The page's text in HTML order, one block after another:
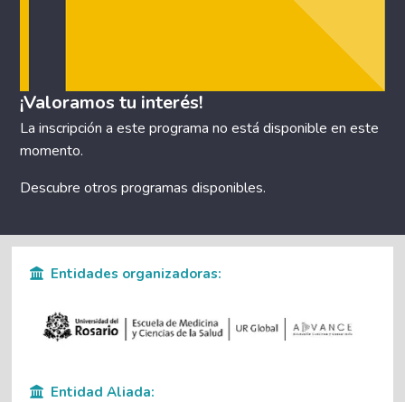
Entidades organizadoras:
Entidad Aliada:
¡Valoramos tu interés!
La inscripción a este programa no está disponible en este
momento.
Descubre otrosprogramas disponibles.